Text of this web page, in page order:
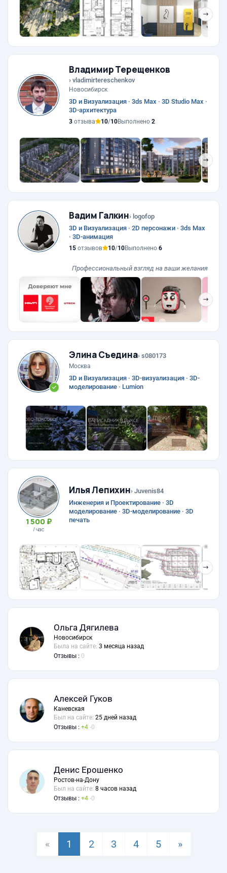
❯
Владимир Терещенков
› vladimirtereschenkov
Новосибирск
3D и Визуализация · 3ds Max · 3D Studio Max ·
3D-архитектура
3 отзыва 10/10Выполнено 2
❯
Вадим Галкин› logofop
3D и Визуализация · 2D персонажи · 3ds Max
· 3D-анимация
15 отзывов 10/10Выполнено 6
Профессиональный взгляд на ваши желания
❯
Элина Съедина› s080173
Москва
3D и Визуализация · 3D-визуализация · 3D-
моделирование · Lumion
1 500 ₽
/ час
Илья Лепихин› Juvenis84
Инженерия и Проектирование · 3D
моделирование · 3D-моделирование · 3D
печать
❯
Ольга Дягилева
Новосибирск
Была на сайте: 3 месяца назад
Отзывы : 0
Алексей Гуков
Каневская
Был на сайте: 25 дней назад
Отзывы :
4 0
Денис Ерошенко
Ростов-на-Дону
Был на сайте: 8 часов назад
Отзывы :
4 0
« 1 2 3 4 5 »